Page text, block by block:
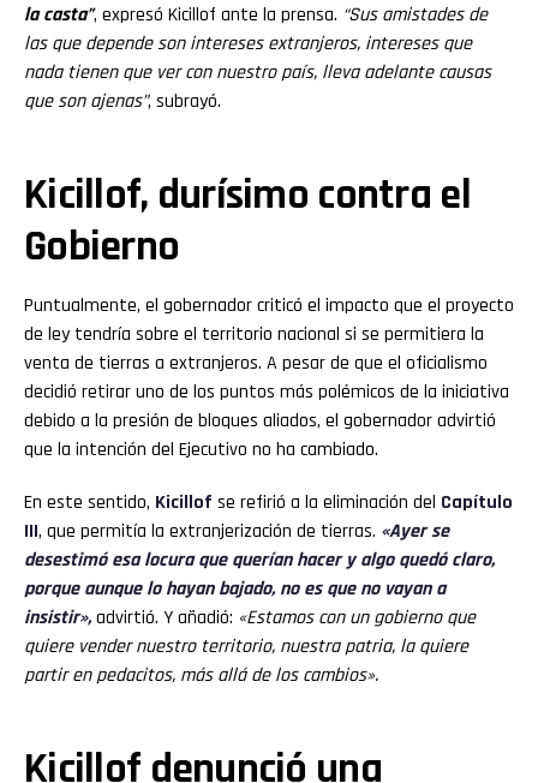
la casta”, expresó Kicillof ante la prensa. “Sus amistades de
las que depende son intereses extranjeros, intereses que
nada tienen que ver con nuestro país, lleva adelante causas
que son ajenas”, subrayó.
Kicillof, durísimo contra el
Gobierno
Puntualmente, el gobernador criticó el impacto que el proyecto
de ley tendría sobre el territorio nacional si se permitiera la
venta de tierras a extranjeros. A pesar de que el oficialismo
decidió retirar uno de los puntos más polémicos de la iniciativa
debido a la presión de bloques aliados, el gobernador advirtió
que la intención del Ejecutivo no ha cambiado.
En este sentido, Kicillof se refirió a la eliminación del Capítulo
III, que permitía la extranjerización de tierras. «Ayer se
desestimó esa locura que querían hacer y algo quedó claro,
porque aunque lo hayan bajado, no es que no vayan a
insistir»,advirtió. Y añadió: «Estamos con un gobierno que
quiere vender nuestro territorio, nuestra patria, la quiere
partir en pedacitos, más allá de los cambios».
Kicillof denunció una